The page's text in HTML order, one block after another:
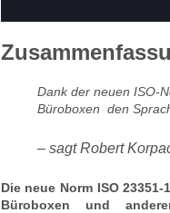
Dank der neuen ISO-
Büroboxen den
– sagt Robert
Die neue Norm ISO
Büroboxen und